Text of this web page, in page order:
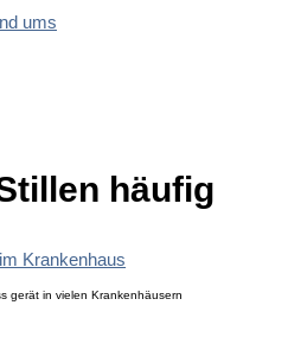
häufig
gerät in vielen Krankenhäusern